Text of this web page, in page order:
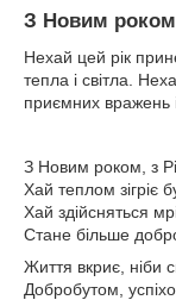
З Новим роком
Нехай цей рік
тепла і світла.
приємних вражень
З Новим роком, з
Хай теплом зігріє
Хай здійсняться
Стане більше
Життя вкриє, ніби
Добробутом,